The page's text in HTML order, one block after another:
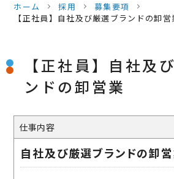
ホーム 採用
募集要項
【正社員】自社及び厳選ブランドの卸営
【正社員】自社及
ンドの卸営業
仕事内容
自社及び厳選ブランドの卸